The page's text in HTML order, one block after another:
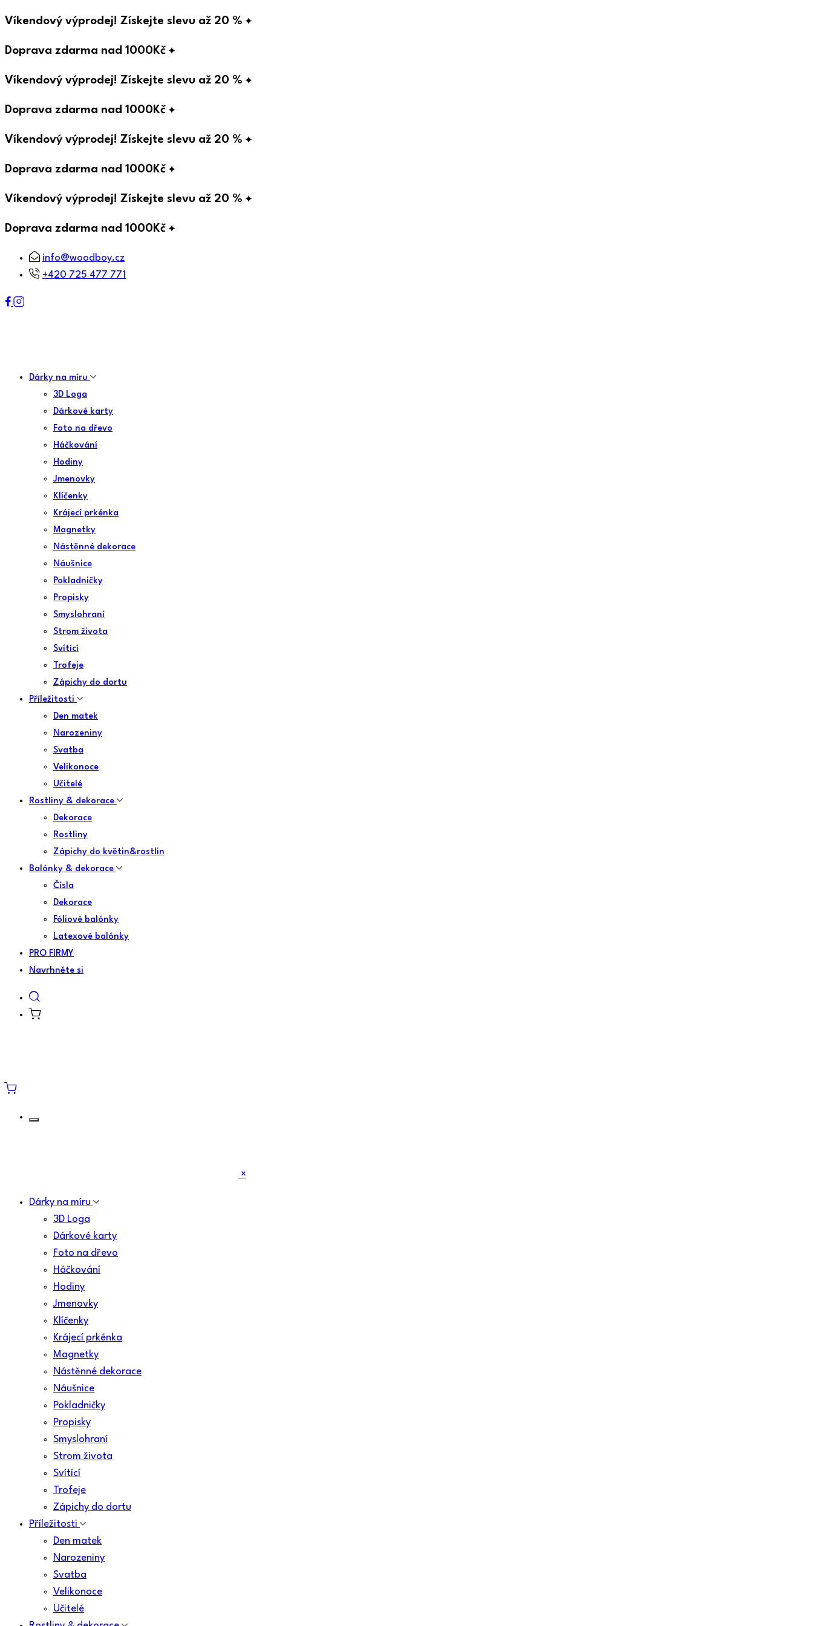
Víkendový výprodej! Získejte slevu až 20 %
Doprava zdarma nad 1000Kč
Víkendový výprodej! Získejte slevu až 20 %
Doprava zdarma nad 1000Kč
Víkendový výprodej! Získejte slevu až 20 %
Doprava zdarma nad 1000Kč
Víkendový výprodej! Získejte slevu až 20 %
Doprava zdarma nad 1000Kč
info@woodboy.cz
+420 725 477 771
Dárky na míru
3D Loga
Dárkové karty
Foto na dřevo
Háčkování
Hodiny
Jmenovky
Klíčenky
Krájecí prkénka
Magnetky
Nástěnné dekorace
Náušnice
Pokladničky
Propisky
Smyslohraní
Strom života
Svítící
Trofeje
Zápichy do dortu
Příležitosti
Den matek
Narozeniny
Svatba
Velikonoce
Učitelé
Rostliny & dekorace
Dekorace
Rostliny
Zápichy do květin&rostlin
Balónky & dekorace
Čísla
Dekorace
Fóliové balónky
Latexové balónky
PRO FIRMY
Navrhněte si
×
Dárky na míru
3D Loga
Dárkové karty
Foto na dřevo
Háčkování
Hodiny
Jmenovky
Klíčenky
Krájecí prkénka
Magnetky
Nástěnné dekorace
Náušnice
Pokladničky
Propisky
Smyslohraní
Strom života
Svítící
Trofeje
Zápichy do dortu
Příležitosti
Den matek
Narozeniny
Svatba
Velikonoce
Učitelé